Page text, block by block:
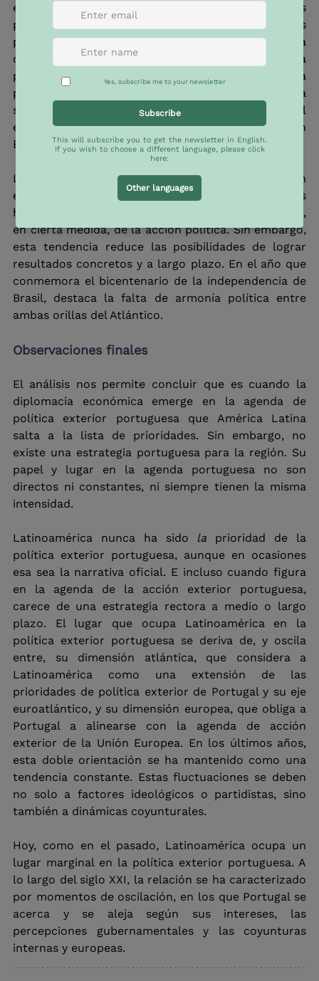
economías latinoamericanas desde 2015, las crisis
políticas y sociales en América Latina, acentuadas
por el surgimiento de líderes populistas de extrema
derecha, han alejado a la región del radar de la
política exterior portuguesa. La piedra angular de la
política exterior portuguesa en la última década ha
sido la promoción de la lengua portuguesa, el
elemento diferenciador de Portugal en la Unión
Europea.
Las relaciones entre Portugal y Brasil se han
estancado. Naturalmente, los fundamentos
históricos de la relación luso-brasileña prescinden,
en cierta medida, de la acción política. Sin embargo,
esta tendencia reduce las posibilidades de lograr
resultados concretos y a largo plazo. En el año que
conmemora el bicentenario de la independencia de
Brasil, destaca la falta de armonía política entre
ambas orillas del Atlántico.
Observaciones finales
El análisis nos permite concluir que es cuando la
diplomacia económica emerge en la agenda de
política exterior portuguesa que América Latina
salta a la lista de prioridades. Sin embargo, no
existe una estrategia portuguesa para la región. Su
papel y lugar en la agenda portuguesa no son
directos ni constantes, ni siempre tienen la misma
intensidad.
Latinoamérica nunca ha sido la
prioridad de la
política exterior portuguesa, aunque en ocasiones
esa sea la narrativa oficial. E incluso cuando figura
en la agenda de la acción exterior portuguesa,
carece de una estrategia rectora a medio o largo
plazo. El lugar que ocupa Latinoamérica en la
política exterior portuguesa se deriva de, y oscila
entre, su dimensión atlántica, que considera a
Latinoamérica como una extensión de las
prioridades de política exterior de Portugal y su eje
euroatlántico, y su dimensión europea, que obliga a
Portugal a alinearse con la agenda de acción
exterior de la Unión Europea. En los últimos años,
esta doble orientación se ha mantenido como una
tendencia constante. Estas fluctuaciones se deben
no solo a factores ideológicos o partidistas, sino
también a dinámicas coyunturales.
Hoy, como en el pasado, Latinoamérica ocupa un
lugar marginal en la política exterior portuguesa. A
lo largo del siglo XXI, la relación se ha caracterizado
por momentos de oscilación, en los que Portugal se
acerca y se aleja según sus intereses, las
percepciones gubernamentales y las coyunturas
internas y europeas.